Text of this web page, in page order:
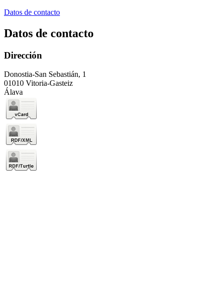
Datos de contacto
Datos de contacto
Dirección
Donostia-San Sebastián, 1
01010 Vitoria-Gasteiz
Álava